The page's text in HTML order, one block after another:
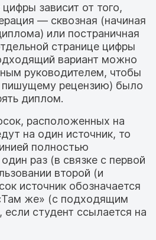
зависит от того,
— сквозная (начиная
или постраничная
странице цифры
вариант можно
руководителем, чтобы
пишущему рецензию) было
диплом.
расположенных на
на один источник, то
полностью
раз (в связке с первой
второй (и
источник обозначается
же» (с подходящим
студент ссылается на